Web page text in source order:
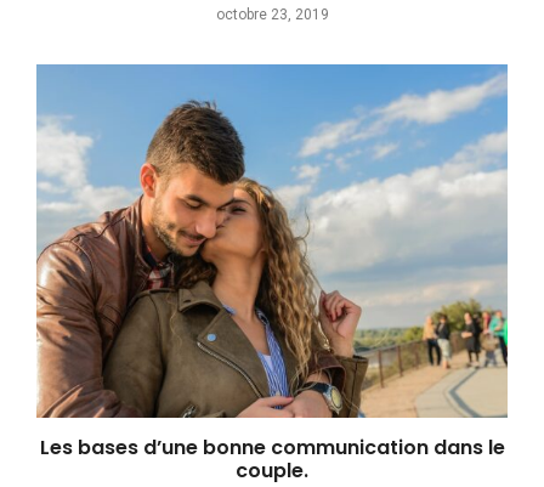
octobre 23, 2019
Les bases d’une bonne communication dans le
couple.